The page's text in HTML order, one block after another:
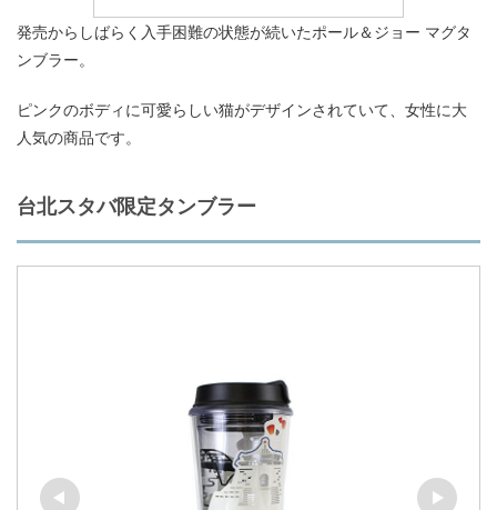
発売からしばらく入手困難の状態が続いたポール＆ジョー マグタ
ンブラー。
ピンクのボディに可愛らしい猫がデザインされていて、女性に大
人気の商品です。
台北スタバ限定タンブラー